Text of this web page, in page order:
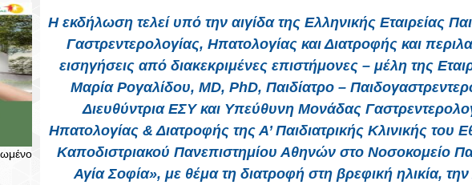
Η εκδήλωση τελεί υπό την αιγίδα της Ελληνικής Εταιρείας
Γαστρεντερολογίας, Ηπατολογίας και Διατροφής και
εισηγήσεις από διακεκριμένες επιστήμονες – μέλη της
Μαρία Ρογαλίδου, MD, PhD, Παιδίατρο –
Διευθύντρια ΕΣΥ και Υπεύθυνη Μονάδας
Ηπατολογίας & Διατροφής της Α’ Παιδιατρικής Κλινικής του
Καποδιστριακού Πανεπιστημίου Αθηνών στο Νοσοκομείο
Αγία Σοφία», με θέμα τη διατροφή στη βρεφική ηλικία, την